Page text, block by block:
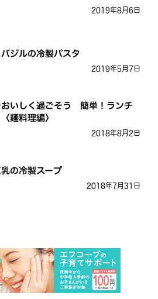
2019年8月6日
ジルの冷製パスタ
2019年5月7日
おいしく過ごそう 簡単！ランチ
麺料理編〉
2018年8月2日
の冷製スープ
2018年7月31日